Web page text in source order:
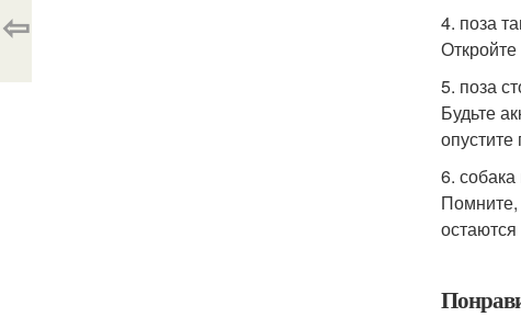
4. поза
5. поза
Будьте
опустите
6.
Помните,
⇦